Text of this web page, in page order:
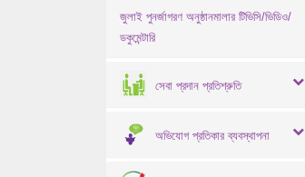
জুলাই পুনর্জাগরণ অনুষ্ঠানমালার টিভিসি/ভিডিও/
ডকুমেন্টারি
সেবা প্রদান প্রতিশ্রুতি
অভিযোগ প্রতিকার ব্যবস্থাপনা